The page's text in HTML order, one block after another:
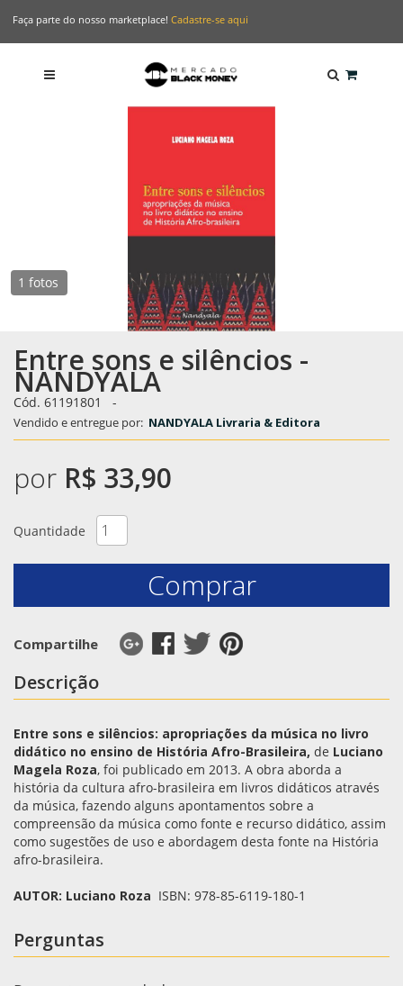
Faça parte do nosso marketplace! Cadastre-se aqui
1 fotos
Entre sons e silêncios -
NANDYALA
Cód. 61191801 -
Vendido e entregue por: NANDYALA Livraria & Editora
por R$ 33,90
Quantidade
Comprar
Compartilhe
Descrição
Entre sons e silêncios: apropriações da música no livro
didático no ensino de História Afro-Brasileira, de Luciano
Magela Roza, foi publicado em 2013. A obra aborda a
história da cultura afro-brasileira em livros didáticos através
da música, fazendo alguns apontamentos sobre a
compreensão da música como fonte e recurso didático, assim
como sugestões de uso e abordagem desta fonte na História
afro-brasileira.
AUTOR: Luciano Roza ISBN: 978-85-6119-180-1
Perguntas